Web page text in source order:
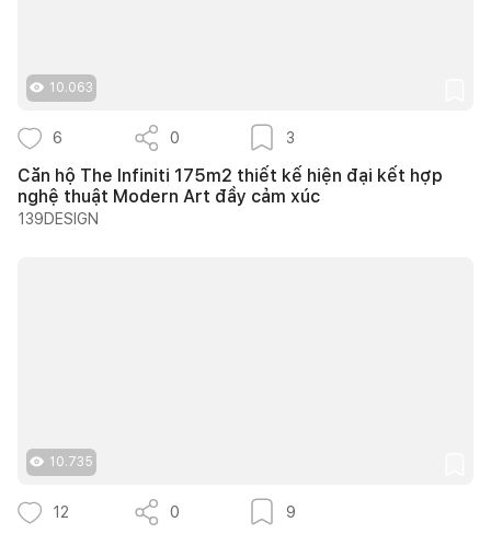
10.063
6 0 3
Căn hộ The Infiniti 175m2 thiết kế hiện đại kết hợp
nghệ thuật Modern Art đầy cảm xúc
139DESIGN
10.735
12 0 9